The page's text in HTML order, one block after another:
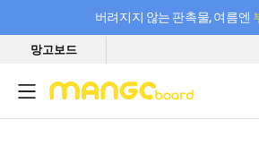
버려지지 않는 판촉물, 여름엔
필요한 만큼 충전하고 끊김 없이 작업하세요!
망고보드